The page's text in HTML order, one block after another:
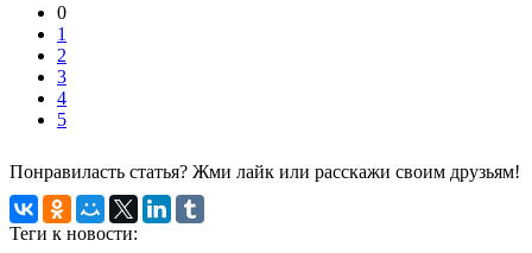
0
1
2
3
4
5
Понравиласть статья? Жми лайк или расскажи своим друзьям!
Теги к новости: